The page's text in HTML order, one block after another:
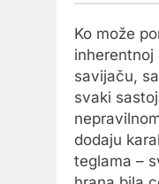
Ko može
inherentnoj
savijaču,
svaki
dodaju
teglama –